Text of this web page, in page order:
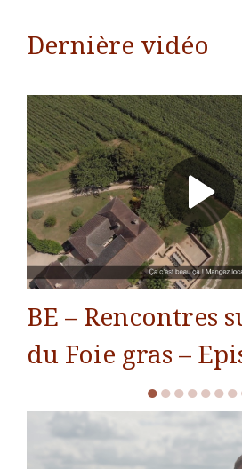
Dernière vidéo
BE – Rencontres
du Foie gras –
●●●●●●●